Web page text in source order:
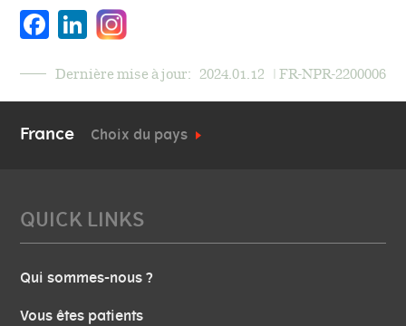
Facebook
LinkedIn
Dernière mise à jour: 2024.01.12 | FR-NPR-2200006
France Choix du pays
QUICK LINKS
Qui sommes-nous ?
Vous êtes patients